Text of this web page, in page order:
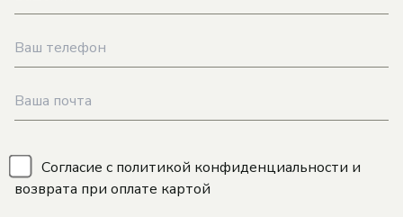
Согласие с политикой конфиденциальности и
возврата при оплате картой